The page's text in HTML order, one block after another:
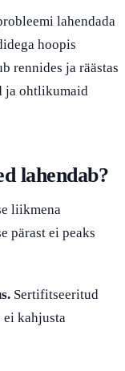
lahendada
hoopis
rennides ja räästas
ja ohtlikumaid
lahendab?
liikmena
pärast ei peaks
Sertifitseeritud
ei kahjusta